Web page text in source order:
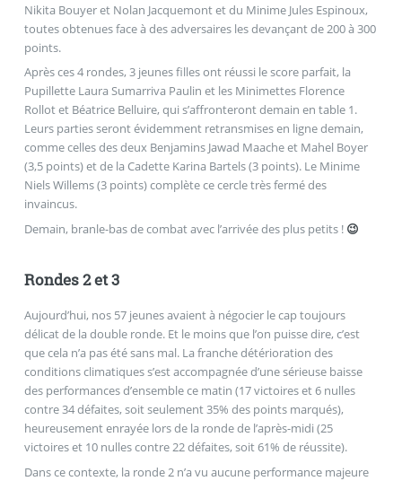
Nikita Bouyer et Nolan Jacquemont et du Minime Jules Espinoux,
toutes obtenues face à des adversaires les devançant de 200 à 300
points.
Après ces 4 rondes, 3 jeunes filles ont réussi le score parfait, la
Pupillette Laura Sumarriva Paulin et les Minimettes Florence
Rollot et Béatrice Belluire, qui s’affronteront demain en table 1.
Leurs parties seront évidemment retransmises en ligne demain,
comme celles des deux Benjamins Jawad Maache et Mahel Boyer
(3,5 points) et de la Cadette Karina Bartels (3 points). Le Minime
Niels Willems (3 points) complète ce cercle très fermé des
invaincus.
Demain, branle-bas de combat avec l’arrivée des plus petits ! 😉
Rondes 2 et 3
Aujourd’hui, nos 57 jeunes avaient à négocier le cap toujours
délicat de la double ronde. Et le moins que l’on puisse dire, c’est
que cela n’a pas été sans mal. La franche détérioration des
conditions climatiques s’est accompagnée d’une sérieuse baisse
des performances d’ensemble ce matin (17 victoires et 6 nulles
contre 34 défaites, soit seulement 35% des points marqués),
heureusement enrayée lors de la ronde de l’après-midi (25
victoires et 10 nulles contre 22 défaites, soit 61% de réussite).
Dans ce contexte, la ronde 2 n’a vu aucune performance majeure